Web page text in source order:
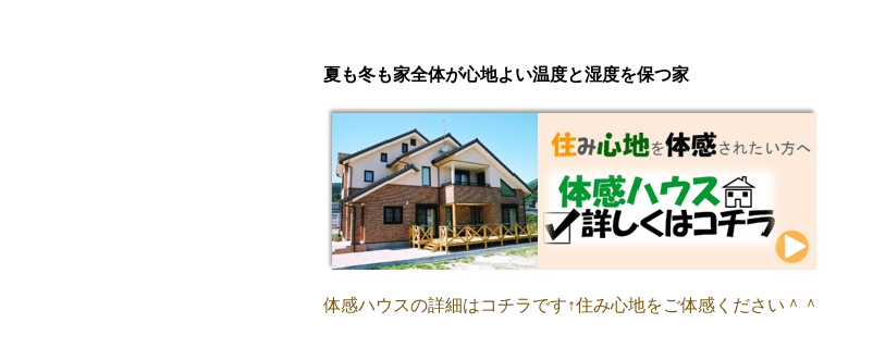
夏も冬も家全体が心地よい温度と湿度を保つ家
体感ハウスの詳細はコチラです↑住み心地をご体感ください＾＾